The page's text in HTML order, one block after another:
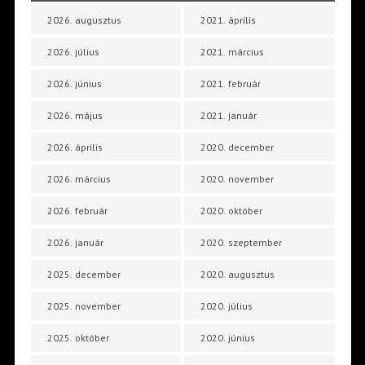
2026. augusztus
2026. július
2026. június
2026. május
2026. április
2026. március
2026. február
2026. január
2025. december
2025. november
2025. október
2021. április
2021. március
2021. február
2021. január
2020. december
2020. november
2020. október
2020. szeptember
2020. augusztus
2020. július
2020. június